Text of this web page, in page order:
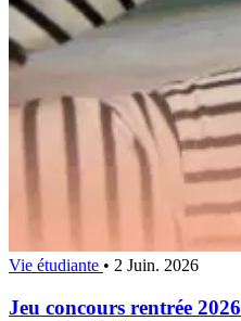
Vie étudiante • 2 Juin. 2026
Jeu concours rentrée